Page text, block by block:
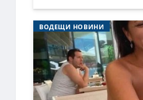
ВОДЕЩИ НОВИНИ